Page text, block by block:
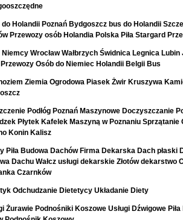
do Holandii Poznań Bydgoszcz bus do Holandii
Przewozy osób Holandia Polska Piła Stargard
Niemcy Wrocław Wałbrzych Świdnica Legnica Lubin
Osób do Niemiec Holandii Belgii Bus
Ziemia Ogrodowa Piasek Żwir Kruszywa
Podłóg Poznań Maszynowe Doczyszczanie
Płytek Kafelek Maszyną w Poznaniu Sprzątanie
Konin Kalisz
Piła Budowa Dachów Firma Dekarska Dach płaski
Dachu Wałcz usługi dekarskie Złotów dekarstwo
Czarnków
Odchudzanie Dietetycy Układanie Diety
Żurawie Podnośniki Koszowe Usługi Dźwigowe Piła